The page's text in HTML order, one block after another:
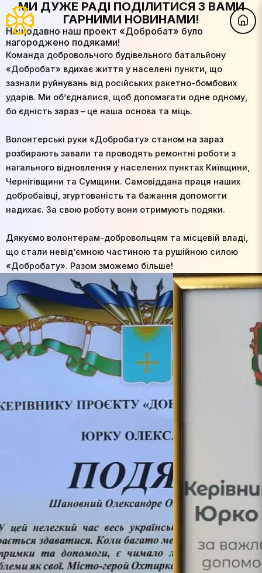
МИ ДУЖЕ РАДІ ПОДІЛИТИСЯ З ВАМИ
ГАРНИМИ НОВИНАМИ!
Нещодавно наш проект «Добробат» було
нагороджено подяками!
Команда добровольчого будівельного батальйону
«Добробат» вдихає життя у населені пункти, що
зазнали руйнувань від російських ракетно-бомбових
ударів. Ми об’єдналися, щоб допомагати одне одному,
бо єдність зараз – це наша основа та міць.
Волонтерські руки «Добробату» станом на зараз
розбирають завали та проводять ремонтні роботи з
нагального відновлення у населених пунктах Київщини,
Чернігівщини та Сумщини. Самовіддана праця наших
добробаівці, згуртованість та бажання допомогти
надихає. За свою роботу вони отримують подяки.
Дякуємо волонтерам-добровольцям та місцевій владі,
що стали невід’ємною частиною та рушійною силою
«Добробату». Разом зможемо більше!